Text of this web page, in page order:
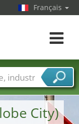
City)
Français
Toggle
de foire